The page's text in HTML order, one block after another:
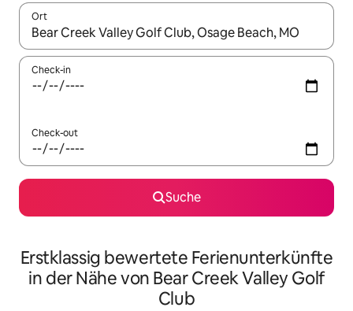
Ort
Wenn Ergebnisse verfügbar sind, navigiere mit den
Check-in
Check-out
Suche
Erstklassig bewertete Ferienunterkünfte
in der Nähe von Bear Creek Valley Golf
Club